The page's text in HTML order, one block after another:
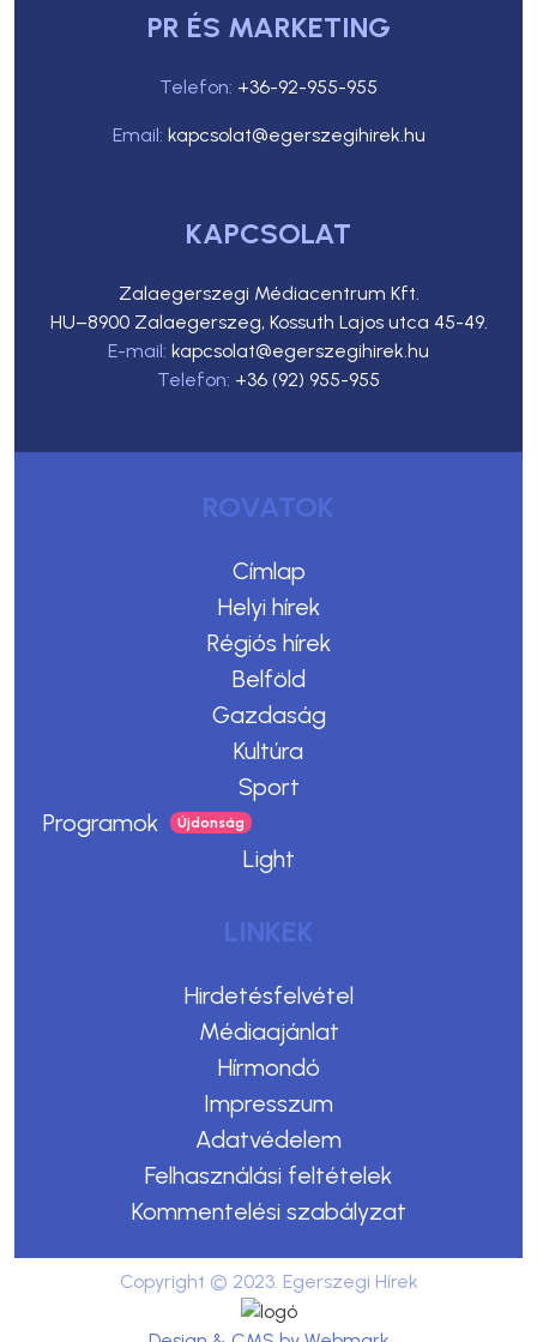
PR ÉS MARKETING
Telefon: +36-92-955-955
Email: kapcsolat@egerszegihirek.hu
KAPCSOLAT
Zalaegerszegi Médiacentrum Kft.
HU–8900 Zalaegerszeg, Kossuth Lajos utca 45-49.
E-mail: kapcsolat@egerszegihirek.hu
Telefon: +36 (92) 955-955
ROVATOK
Címlap
Helyi hírek
Régiós hírek
Belföld
Gazdaság
Kultúra
Sport
Programok
Light
LINKEK
Hirdetésfelvétel
Médiaajánlat
Hírmondó
Impresszum
Adatvédelem
Felhasználási feltételek
Kommentelési szabályzat
Copyright © 2023. Egerszegi Hírek